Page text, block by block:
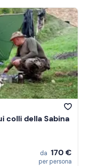
colli della Sabina
da 170 €
per persona